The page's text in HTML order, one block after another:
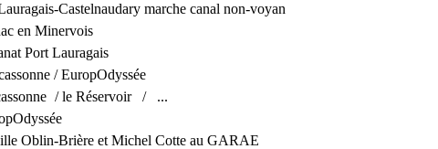
Castelnaudary marche canal non-voyan
en Minervois
Port Lauragais
/ EuropOdyssée
/ le Réservoir / ...
Oblin-Brière et Michel Cotte au GARAE